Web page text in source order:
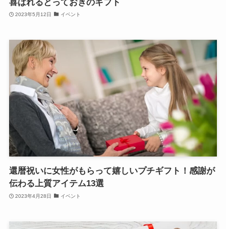
喜ばれるとっておきのギフト
2023年5月12日 イベント
還暦祝いに女性がもらって嬉しいプチギフト！感謝が
伝わる上質アイテム13選
2023年4月28日 イベント